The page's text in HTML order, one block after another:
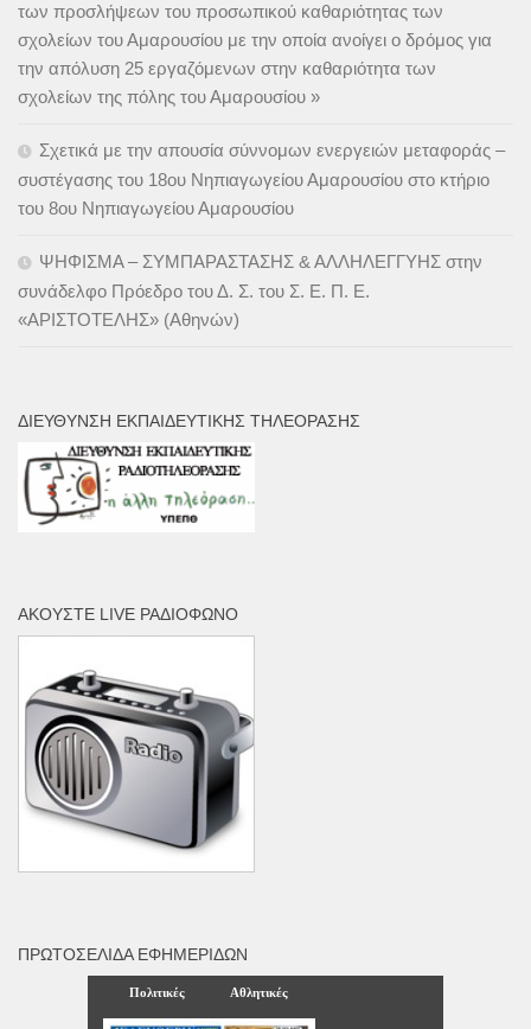
των προσλήψεων του προσωπικού καθαριότητας των
σχολείων του Αμαρουσίου με την οποία ανοίγει ο δρόμος για
την απόλυση 25 εργαζόμενων στην καθαριότητα των
σχολείων της πόλης του Αμαρουσίου »
Σχετικά με την απουσία σύννομων ενεργειών μεταφοράς –
συστέγασης του 18ου Νηπιαγωγείου Αμαρουσίου στο κτήριο
του 8ου Νηπιαγωγείου Αμαρουσίου
ΨΗΦΙΣΜΑ – ΣΥΜΠΑΡΑΣΤΑΣΗΣ & ΑΛΛΗΛΕΓΓΥΗΣ στην
συνάδελφο Πρόεδρο του Δ. Σ. του Σ. Ε. Π. Ε.
«ΑΡΙΣΤΟΤΕΛΗΣ» (Αθηνών)
ΔΙΕΎΘΥΝΣΗ ΕΚΠΑΙΔΕΥΤΙΚΉΣ ΤΗΛΕΌΡΑΣΗΣ
ΑΚΟΎΣΤΕ LIVE ΡΑΔΙΌΦΩΝΟ
ΠΡΩΤΟΣΈΛΙΔΑ ΕΦΗΜΕΡΊΔΩΝ